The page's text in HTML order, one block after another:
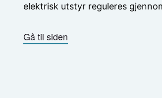
elektrisk utstyr reguleres
Gå til siden